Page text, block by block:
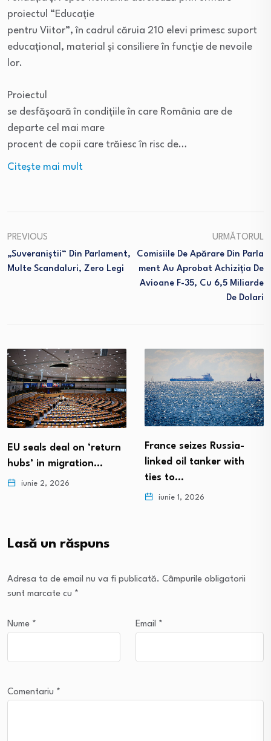
proiectul “Educație
pentru Viitor”, în cadrul căruia 210 elevi primesc suport
educațional, material și consiliere în funcție de nevoile
lor.
Proiectul
se desfășoară în condițiile în care România are de
departe cel mai mare
procent de copii care trăiesc în risc de…
Citeşte mai mult
PREVIOUS
„Suveraniștii“ Din Parlament,
Multe Scandaluri, Zero Legi
URMĂTORUL
Comisiile De Apărare Din Parla
Ment Au Aprobat Achiziția De
Avioane F-35, Cu 6,5 Miliarde
De Dolari
EU seals deal on ‘return
hubs’ in migration…
iunie 2, 2026
France seizes Russia-
linked oil tanker with
ties to…
iunie 1, 2026
Lasă un răspuns
Adresa ta de email nu va fi publicată. Câmpurile obligatorii
sunt marcate cu *
Nume * Email *
Comentariu *